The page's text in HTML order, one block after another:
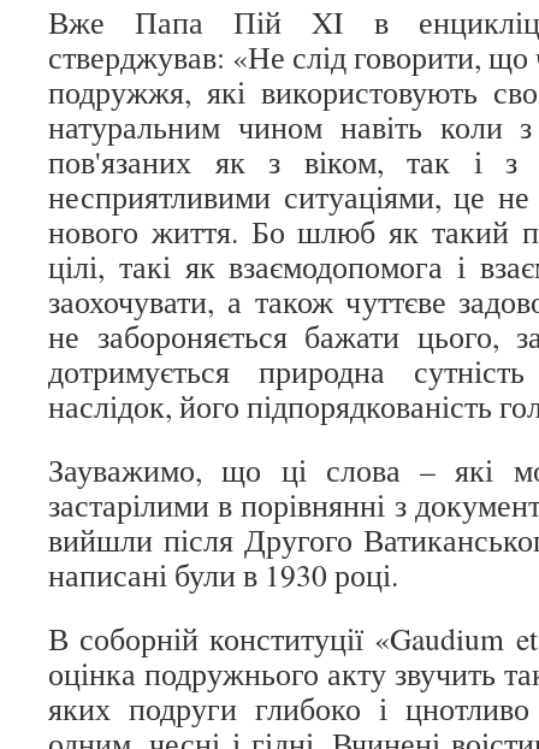
Вже Папа Пій XI в
стверджував: «Не слід говорити, що
подружжя, які використовують
натуральним чином навіть коли
пов'язаних як з віком, так і з
несприятливими ситуаціями, це
нового життя. Бо шлюб як такий
цілі, такі як взаємодопомога і
заохочувати, а також чуттєве
не забороняється бажати цього,
дотримується природна
наслідок, його підпорядкованість
Зауважимо, що ці слова – які
застарілими в порівнянні з
вийшли після Другого
написані були в 1930 році.
В соборній конституції «Gaudium
оцінка подружнього акту звучить
яких подруги глибоко і